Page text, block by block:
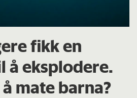
fikk en
å eksplodere.
mate barna?